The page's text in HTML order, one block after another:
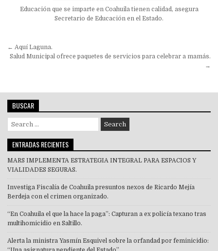
Educación que se imparte en Coahuila tienen calidad, asegura
Secretario de Educación en el Estado.
Navegación
de
← Aquí Laguna.
Salud Municipal ofrece paquetes de servicios para celebrar a mamás.
→
BUSCAR
Search
for:
ENTRADAS RECIENTES
MARS IMPLEMENTA ESTRATEGIA INTEGRAL PARA ESPACIOS Y
VIALIDADES SEGURAS.
Investiga Fiscalía de Coahuila presuntos nexos de Ricardo Mejía
Berdeja con el crimen organizado.
“En Coahuila el que la hace la paga”: Capturan a ex policía texano tras
multihomicidio en Saltillo.
Alerta la ministra Yasmín Esquivel sobre la orfandad por feminicidio: